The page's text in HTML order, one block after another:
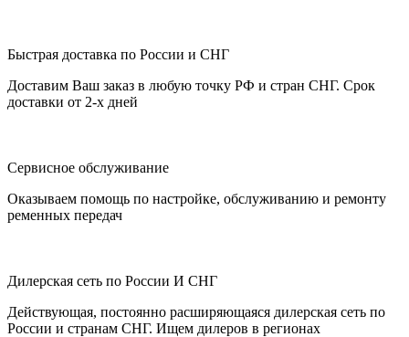
Быстрая доставка по России и СНГ
Доставим Ваш заказ в любую точку РФ и стран СНГ. Срок
доставки от 2-х дней
Сервисное обслуживание
Оказываем помощь по настройке, обслуживанию и ремонту
ременных передач
Дилерская сеть по России И СНГ
Действующая, постоянно расширяющаяся дилерская сеть по
России и странам СНГ. Ищем дилеров в регионах